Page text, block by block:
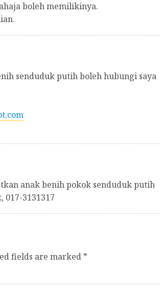
boleh memilikinya.
senduduk putih boleh hubungi saya
anak benih pokok senduduk putih
3131317
fields are marked *